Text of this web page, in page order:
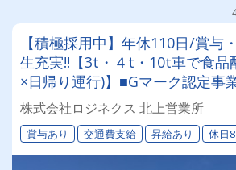
【積極採用中】年休110日/賞与
生充実‼【3t・４t・10t車で食品
×日帰り運行)】■Gマーク認定事
経験者共に大歓迎■手厚い研修■
型取得実績有)
株式会社ロジネクス 北上営業所
賞与あり 交通費支給 昇給あり 休日